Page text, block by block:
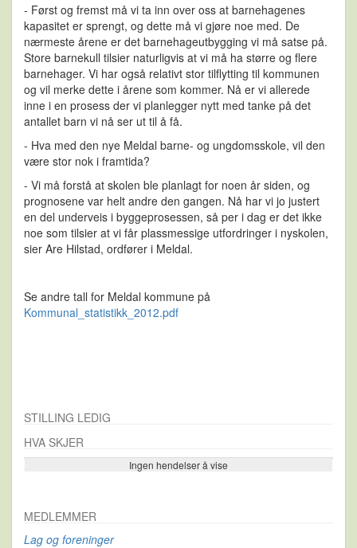
- Først og fremst må vi ta inn over oss at barnehagenes
kapasitet er sprengt, og dette må vi gjøre noe med. De
nærmeste årene er det barnehageutbygging vi må satse på.
Store barnekull tilsier naturligvis at vi må ha større og flere
barnehager. Vi har også relativt stor tilflytting til kommunen
og vil merke dette i årene som kommer. Nå er vi allerede
inne i en prosess der vi planlegger nytt med tanke på det
antallet barn vi nå ser ut til å få.
- Hva med den nye Meldal barne- og ungdomsskole, vil den
være stor nok i framtida?
- Vi må forstå at skolen ble planlagt for noen år siden, og
prognosene var helt andre den gangen. Nå har vi jo justert
en del underveis i byggeprosessen, så per i dag er det ikke
noe som tilsier at vi får plassmessige utfordringer i nyskolen,
sier Are Hilstad, ordfører i Meldal.
Se andre tall for Meldal kommune på
Kommunal_statistikk_2012.pdf
STILLING LEDIG
HVA SKJER
Ingen hendelser å vise
Se flere…
MEDLEMMER
Lag og foreninger